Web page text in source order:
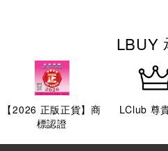
LBUY
【2026 正版正貨】商
標認證
LClub 尊